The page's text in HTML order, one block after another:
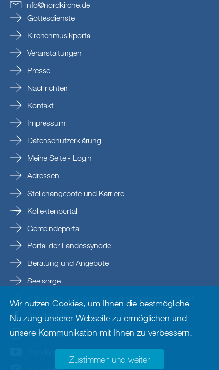
info@nordkirche.de
Gottesdienste
Kirchenmusikportal
Veranstaltungen
Presse
Nachrichten
Kontakt
Impressum
Datenschutzerklärung
Meine Seite - Login
Adressen
Stellenangebote und Karriere
Kollektenportal
Gemeindeportal
Portal der Landessynode
Beratung und Angebote
Seelsorge
Prävention und Beratung bei sexualisierter Gewalt
Nordkirche
nordkirche
Nordkirche
Wir nutzen Cookies, um Ihnen die bestmögliche
Nutzung unserer Webseite zu ermöglichen und
unsere Kommunikation mit Ihnen zu verbessern.
Zustimmen und weiter